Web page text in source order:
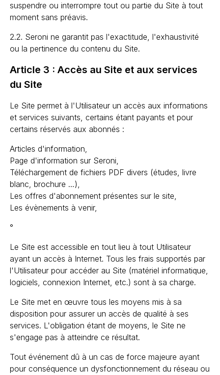
suspendre ou interrompre tout ou partie du Site à tout
moment sans préavis.
2.2. Seroni ne garantit pas l'exactitude, l'exhaustivité
ou la pertinence du contenu du Site.
Article 3 : Accès au Site et aux services
du Site
Le Site permet à l'Utilisateur un accès aux informations
et services suivants, certains étant payants et pour
certains réservés aux abonnés :
Articles d'information,
Page d'information sur Seroni,
Téléchargement de fichiers PDF divers (études, livre
blanc, brochure …),
Les offres d'abonnement présentes sur le site,
Les évènements à venir,
°
Le Site est accessible en tout lieu à tout Utilisateur
ayant un accès à Internet. Tous les frais supportés par
l'Utilisateur pour accéder au Site (matériel informatique,
logiciels, connexion Internet, etc.) sont à sa charge.
Le Site met en œuvre tous les moyens mis à sa
disposition pour assurer un accès de qualité à ses
services. L'obligation étant de moyens, le Site ne
s'engage pas à atteindre ce résultat.
Tout événement dû à un cas de force majeure ayant
pour conséquence un dysfonctionnement du réseau ou